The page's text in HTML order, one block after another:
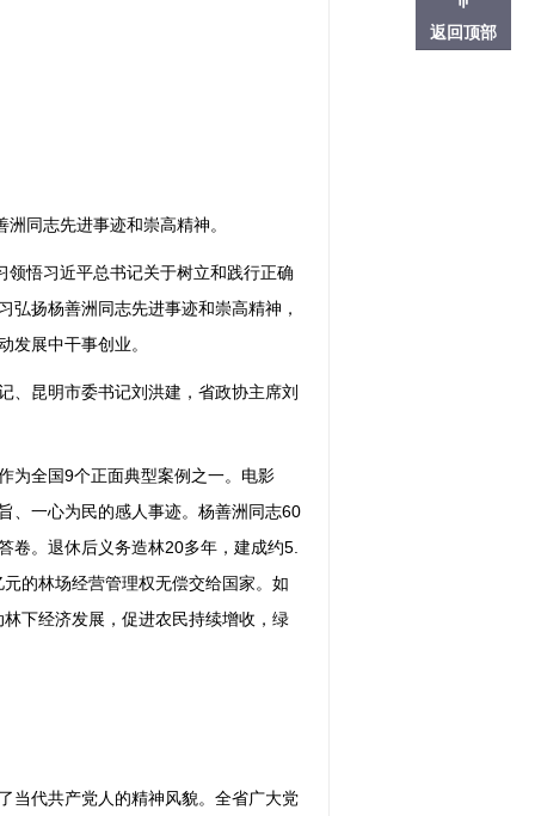
同志先进事迹和崇高精神。
悟习近平总书记关于树立和践行正确
扬杨善洲同志先进事迹和崇高精神，
发展中干事创业。
、昆明市委书记刘洪建，省政协主席刘
为全国9个正面典型案例之一。电影
、一心为民的感人事迹。杨善洲同志60
卷。退休后义务造林20多年，建成约5.
的林场经营管理权无偿交给国家。如
下经济发展，促进农民持续增收，绿
当代共产党人的精神风貌。全省广大党
返回顶部